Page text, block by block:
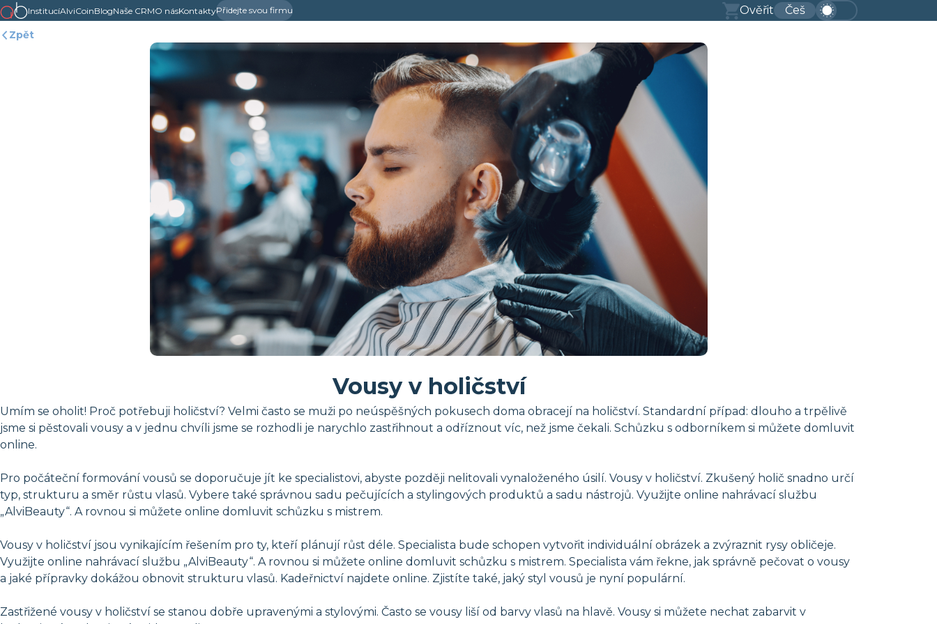
InstitucíAlviCoinBlogNaše CRMO násKontaktyPřidejte svou firmu Ověřit Češ
Zpět
Vousy v holičství
Umím se oholit! Proč potřebuji holičství? Velmi často se muži po neúspěšných pokusech doma obracejí na holičství. Standardní případ: dlouho a trpělivě
jsme si pěstovali vousy a v jednu chvíli jsme se rozhodli je narychlo zastřihnout a odříznout víc, než jsme čekali. Schůzku s odborníkem si můžete domluvit
online.
Pro počáteční formování vousů se doporučuje jít ke specialistovi, abyste později nelitovali vynaloženého úsilí. Vousy v holičství. Zkušený holič snadno určí
typ, strukturu a směr růstu vlasů. Vybere také správnou sadu pečujících a stylingových produktů a sadu nástrojů. Využijte online nahrávací službu
„AlviBeauty“. A rovnou si můžete online domluvit schůzku s mistrem.
Vousy v holičství jsou vynikajícím řešením pro ty, kteří plánují růst déle. Specialista bude schopen vytvořit individuální obrázek a zvýraznit rysy obličeje.
Využijte online nahrávací službu „AlviBeauty“. A rovnou si můžete online domluvit schůzku s mistrem. Specialista vám řekne, jak správně pečovat o vousy
a jaké přípravky dokážou obnovit strukturu vlasů. Kadeřnictví najdete online. Zjistíte také, jaký styl vousů je nyní populární.
Zastřižené vousy v holičství se stanou dobře upravenými a stylovými. Často se vousy liší od barvy vlasů na hlavě. Vousy si můžete nechat zabarvit v